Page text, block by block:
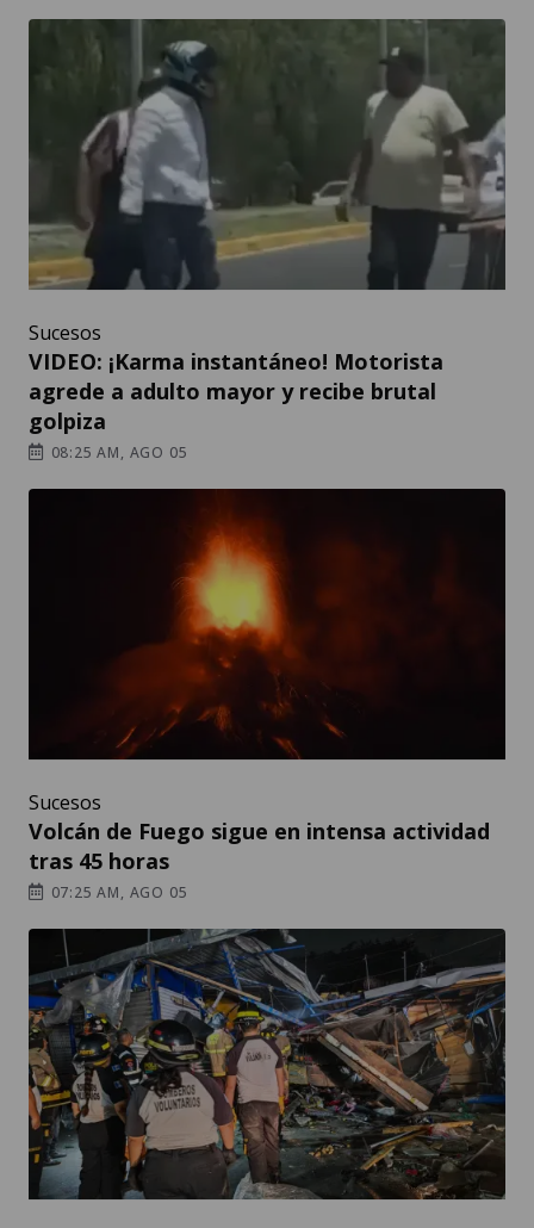
Sucesos
VIDEO: ¡Karma instantáneo! Motorista
agrede a adulto mayor y recibe brutal
golpiza
08:25 AM, AGO 05
Sucesos
Volcán de Fuego sigue en intensa actividad
tras 45 horas
07:25 AM, AGO 05